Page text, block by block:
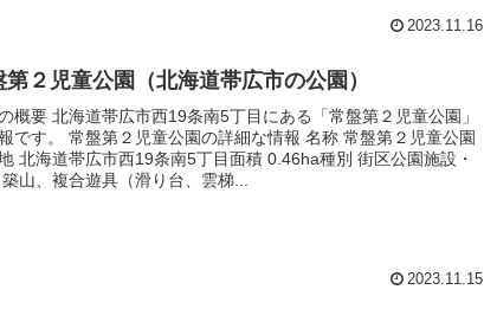
2023.11.16
第２児童公園（北海道帯広市の公園）
概要 北海道帯広市西19条南5丁目にある「常盤第２児童公園」
です。 常盤第２児童公園の詳細な情報 名称 常盤第２児童公園
北海道帯広市西19条南5丁目面積 0.46ha種別 街区公園施設・
山、複合遊具（滑り台、雲梯...
2023.11.15